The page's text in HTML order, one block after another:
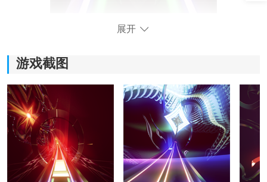
暴走甲虫口袋版怎么玩：
1、进入暴走甲虫口袋版后，玩家需要控制角色向前奔
跑，灵活调整移动方向，熟悉基础操作后更容易完成后
续挑战。
展开
游戏截图